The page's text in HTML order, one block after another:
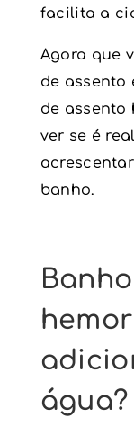
facilita a
Agora que
de assento
de assento
ver se é
banho.
água?